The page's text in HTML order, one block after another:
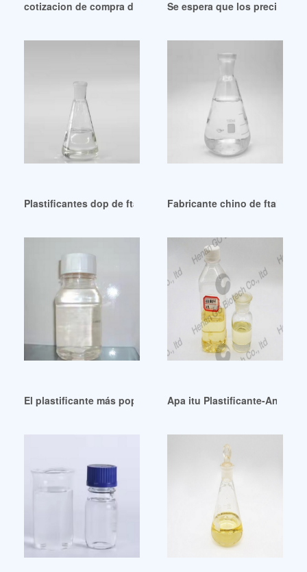
cotizacion de compra de plastificante de proveedores de
Se espera que los precios
Plastificantes dop de ftalato de dioctilo líquido Chem Perú
Fabricante chino de ftalato
El plastificante más popular esbo aceite de soja epoxidado
Apa itu Plastificante-